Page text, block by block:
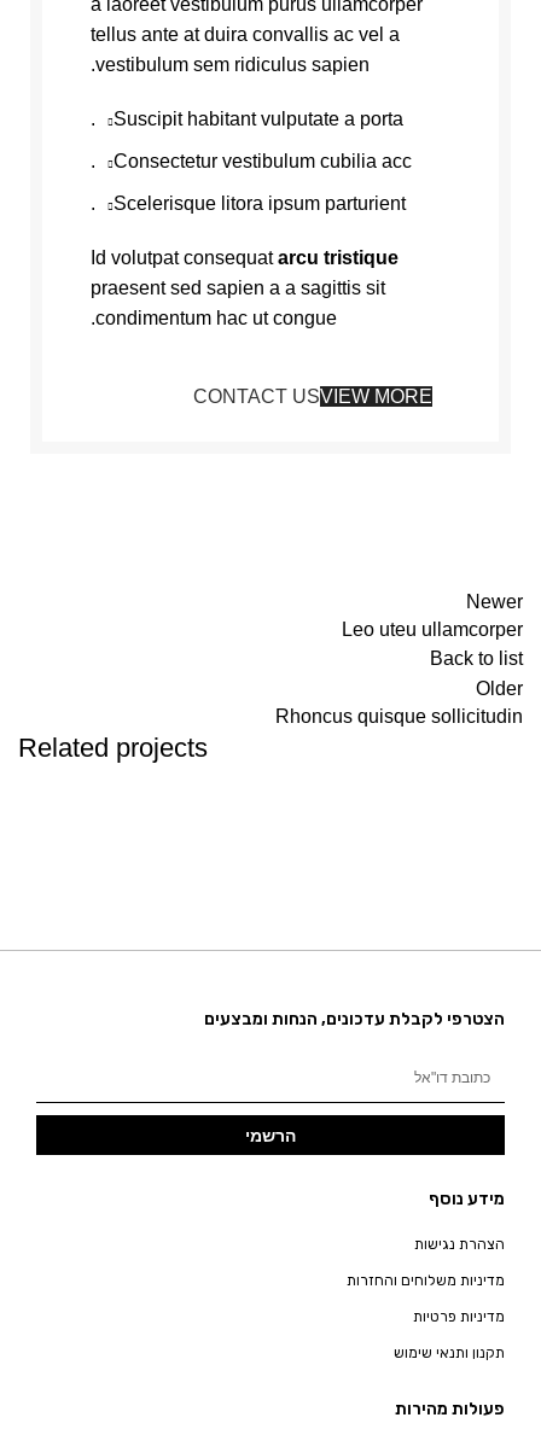
a laoreet vestibulum purus ullamcorper
tellus ante at duira convallis ac vel a
vestibulum sem ridiculus sapien.
Suscipit habitant vulputate a porta.
Consectetur vestibulum cubilia acc.
Scelerisque litora ipsum parturient.
Id volutpat consequatarcu tristique
praesent sed sapien a a sagittis sit
condimentum hac ut congue.
VIEW MORE
CONTACT US
Newer
Leo uteu ullamcorper
Back to list
Older
Rhoncus quisque sollicitudin
Related projects
פעולות מהירות
מידע נוסף
הצהרת נגישות
מדיניות משלוחים והחזרות
מדיניות פרטיות
תקנון ותנאי שימוש
הצטרפי לקבלת עדכונים, הנחות ומבצעים
הרשמי